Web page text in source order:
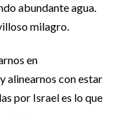
abundante agua.
milagro.
en
alinearnos con estar
por Israel es lo que